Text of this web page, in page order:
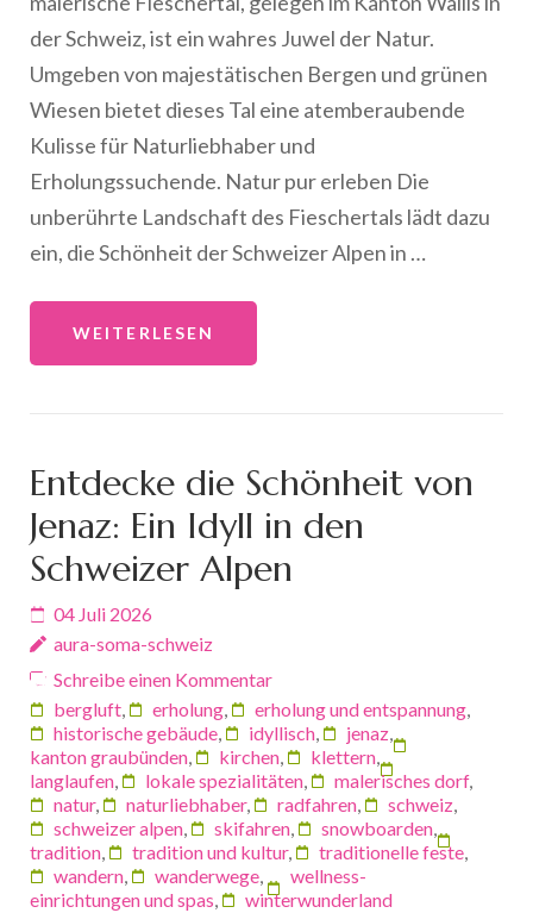
der Schweiz, ist ein wahres Juwel der Natur.
Umgeben von majestätischen Bergen und grünen
Wiesen bietet dieses Tal eine atemberaubende
Kulisse für Naturliebhaber und
Erholungssuchende. Natur pur erleben Die
unberührte Landschaft des Fieschertals lädt dazu
ein, die Schönheit der Schweizer Alpen in …
WEITERLESEN
Entdecke die Schönheit von
Jenaz: Ein Idyll in den
Schweizer Alpen
04 Juli 2026
aura-soma-schweiz
Schreibe einen Kommentar
bergluft, erholung, erholung und entspannung,
historische gebäude, idyllisch, jenaz,
kanton graubünden, kirchen, klettern,
langlaufen, lokale spezialitäten, malerisches dorf,
natur, naturliebhaber, radfahren, schweiz,
schweizer alpen, skifahren, snowboarden,
tradition, tradition und kultur, traditionelle feste,
wandern, wanderwege,
wellness-
einrichtungen und spas, winterwunderland